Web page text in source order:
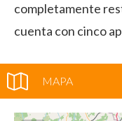
completamente
cuenta con cinco
MAPA